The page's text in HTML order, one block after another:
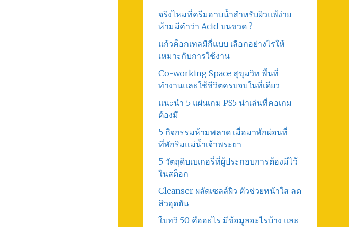
จริงไหมที่ครีมอาบน้ำสำหรับผิวแพ้ง่าย
ห้ามมีคำว่า Acid บนขวด ?
แก้วค็อกเทลมีกี่แบบ เลือกอย่างไรให้
เหมาะกับการใช้งาน
Co-working Space สุขุมวิท พื้นที่
ทำงานและใช้ชีวิตครบจบในที่เดียว
แนะนำ 5 แผ่นเกม PS5 น่าเล่นที่คอเกม
ต้องมี
5 กิจกรรมห้ามพลาด เมื่อมาพักผ่อนที่
ที่พักริมแม่น้ำเจ้าพระยา
5 วัตถุดิบเบเกอรี่ที่ผู้ประกอบการต้องมีไว้
ในสต็อก
Cleanser ผลัดเซลล์ผิว ตัวช่วยหน้าใส ลด
สิวอุดตัน
ใบทวิ 50 คืออะไร มีข้อมูลอะไรบ้าง และ